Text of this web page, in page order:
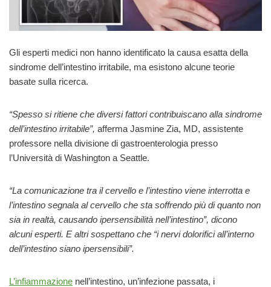
Gli esperti medici non hanno identificato la causa esatta della
sindrome dell’intestino irritabile, ma esistono alcune teorie
basate sulla ricerca.
“Spesso si ritiene che diversi fattori contribuiscano alla sindrome
dell’intestino irritabile”, afferma Jasmine Zia, MD, assistente
professore nella divisione di gastroenterologia presso
l’Università di Washington a Seattle.
“La comunicazione tra il cervello e l’intestino viene interrotta e
l’intestino segnala al cervello che sta soffrendo più di quanto non
sia in realtà, causando ipersensibilità nell’intestino”, dicono
alcuni esperti. E altri sospettano che “i nervi dolorifici all’interno
dell’intestino siano ipersensibili”.
L’infiammazione nell’intestino, un’infezione passata, i